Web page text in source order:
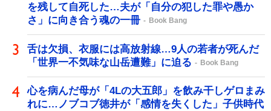
を残して自死した…夫が「自分の犯した罪や愚か
さ」に向き合う魂の一冊
Book Bang
舌は欠損、衣服には高放射線…9人の若者が死んだ
「世界一不気味な山岳遭難」に迫る
Book Bang
心を病んだ母が「4Lの大五郎」を飲み干しゲロまみ
れに…ノブコブ徳井が「感情を失くした」子供時代